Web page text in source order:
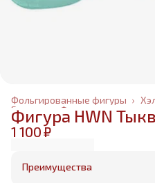
Фольгированные фигуры ›
Фольгированные
Главная
Фигура HWN
1 100 ₽
Преимущества
Оплата частями в Сплит